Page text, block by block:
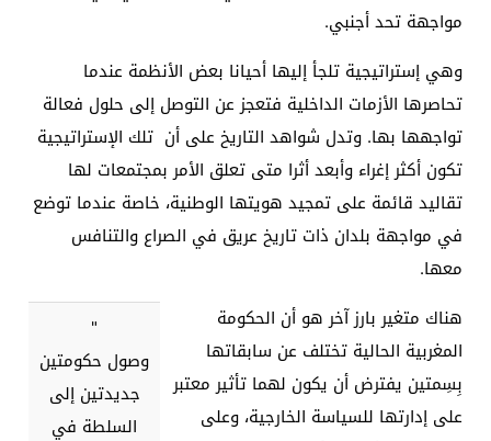
مواجهة تحد أجنبي.
وهي إستراتيجية تلجأ إليها أحيانا بعض الأنظمة عندما
تحاصرها الأزمات الداخلية فتعجز عن التوصل إلى حلول فعالة
تواجهها بها. وتدل شواهد التاريخ على أن تلك الإستراتيجية
تكون أكثر إغراء وأبعد أثرا متى تعلق الأمر بمجتمعات لها
تقاليد قائمة على تمجيد هويتها الوطنية، خاصة عندما توضع
في مواجهة بلدان ذات تاريخ عريق في الصراع والتنافس
معها.
"
وصول حكومتين
جديدتين إلى
السلطة في
هناك متغير بارز آخر هو أن الحكومة
المغربية الحالية تختلف عن سابقاتها
بِسِمتين يفترض أن يكون لهما تأثير معتبر
على إدارتها للسياسة الخارجية، وعلى